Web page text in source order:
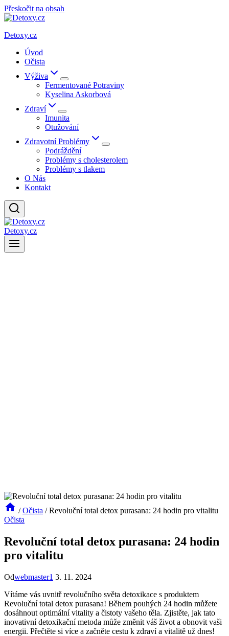
Přeskočit na obsah
Detoxy.cz
Úvod
Očista
Výživa
Fermentované Potraviny
Kyselina Askorbová
Zdraví
Imunita
Otužování
Zdravotní Problémy
Podráždění
Problémy s cholesterolem
Problémy s tlakem
O Nás
Kontakt
Detoxy.cz
/ Očista / Revoluční total detox purasana: 24 hodin pro vitalitu
Očista
Revoluční total detox purasana: 24 hodin
pro vitalitu
Odwebmaster1 3. 11. 2024
Vítáme vás uvnitř revolučního světa detoxikace s produktem
Revoluční total detox purasana! Během pouhých 24 hodin můžete
dosáhnout optimální vitality a čistoty vašeho těla. Zjistěte, jak tato
inovativní detoxikační metoda může změnit váš život a obnovit vaši
energii. Přečtěte si více a začněte cestu k zdraví a vitalitě už dnes!